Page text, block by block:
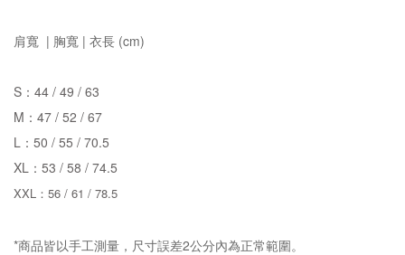
肩寬 | 胸寬 | 衣長 (cm)
S：44 / 49 / 63
M：47 / 52 / 67
L：50 / 55 / 70.5
XL：53 / 58 / 74.5
XXL：56 / 61 / 78.5
*商品皆以手工測量，尺寸誤差2公分內為正常範圍。